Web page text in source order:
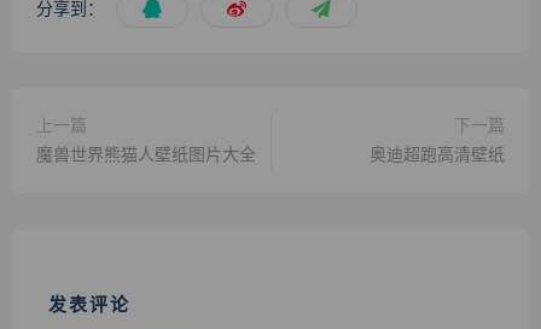
分享到：
上一篇
魔兽世界熊猫人壁纸图片大全
下一篇
奥迪超跑高清壁纸
发表评论